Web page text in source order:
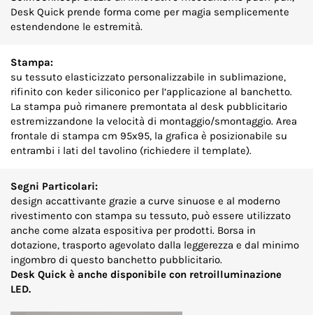
Desk Quick prende forma come per magia semplicemente
estendendone le estremità.
Stampa:
su tessuto elasticizzato personalizzabile in sublimazione,
rifinito con keder siliconico per l’applicazione al banchetto.
La stampa può rimanere premontata al desk pubblicitario
estremizzandone la velocità di montaggio/smontaggio. Area
frontale di stampa cm 95x95, la grafica è posizionabile su
entrambi i lati del tavolino (richiedere il template).
Segni Particolari:
design accattivante grazie a curve sinuose e al moderno
rivestimento con stampa su tessuto, può essere utilizzato
anche come alzata espositiva per prodotti. Borsa in
dotazione, trasporto agevolato dalla leggerezza e dal minimo
ingombro di questo banchetto pubblicitario.
Desk Quick è anche disponibile con retroilluminazione
LED.